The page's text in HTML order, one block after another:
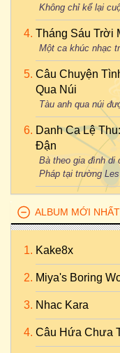
Không chỉ kể lại
Tháng Sáu Trời
Một ca khúc nhạc
Câu Chuyện
Qua Núi
Tàu anh qua núi
Danh Ca Lệ
Đận
Bà theo gia đình di
Pháp tại trường
ALBUM MỚI NHẤT
Kake8x
Miya's Boring
Nhac Kara
Câu Hứa Chưa